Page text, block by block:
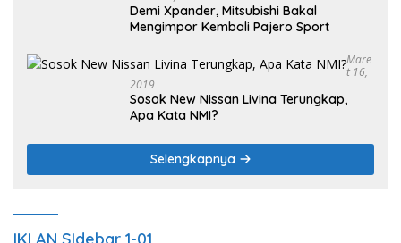
Demi Xpander, Mitsubishi Bakal
Mengimpor Kembali Pajero Sport
Mare
T 16,
2019
Sosok New Nissan Livina Terungkap,
Apa Kata NMI?
Selengkapnya
IKLAN SIdebar 1-01